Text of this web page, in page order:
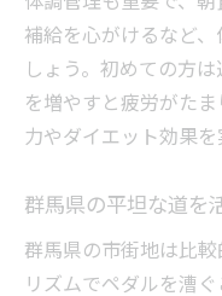
事故リスク
夜間や早朝
自転車通勤
朝の通勤を運動
通勤路を効
自転車通勤
補給を心がけるなど
しょう。初めての方
を増やすと疲労がた
力やダイエット効果を
群馬県の平坦な道を
群馬県の市街地は比
リズムでペダルを漕